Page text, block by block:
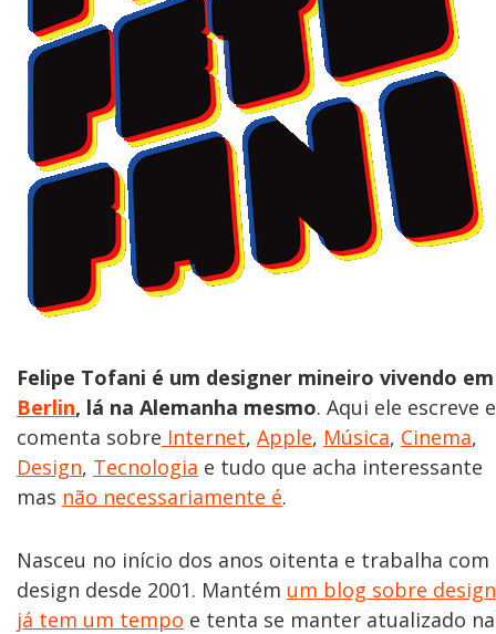
Felipe Tofani é um designer mineiro vivendo em
Berlin, lá na Alemanha mesmo. Aqui ele escreve e
comenta sobre Internet, Apple, Música, Cinema,
Design, Tecnologia e tudo que acha interessante
mas não necessariamente é.
Nasceu no início dos anos oitenta e trabalha com
design desde 2001. Mantém um blog sobre design
já tem um tempo e tenta se manter atualizado na